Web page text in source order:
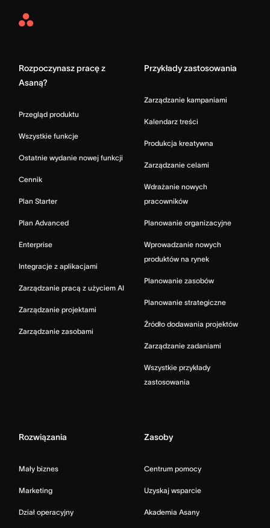
Asana
Rozpoczynasz pracę z
Asaną?
Przegląd produktu
Wszystkie funkcje
Ostatnie wydanie nowej funkcji
Cennik
Plan Starter
Plan Advanced
Enterprise
Integracje z aplikacjami
Zarządzanie pracą z użyciem AI
Zarządzanie projektami
Zarządzanie zasobami
Przykłady zastosowania
Zarządzanie kampaniami
Kalendarz treści
Produkcja kreatywna
Zarządzanie celami
Wdrażanie nowych
pracowników
Planowanie organizacyjne
Wprowadzanie nowych
produktów na rynek
Planowanie zasobów
Planowanie strategiczne
Źródło dodawania projektów
Zarządzanie zadaniami
Wszystkie przykłady
zastosowania
Rozwiązania
Mały biznes
Marketing
Dział operacyjny
Zasoby
Centrum pomocy
Uzyskaj wsparcie
Akademia Asany